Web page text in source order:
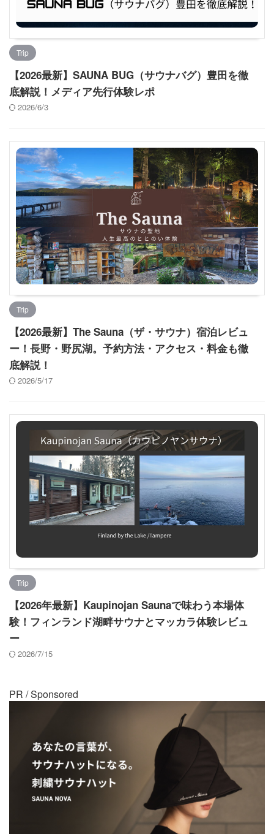
Trip
【2026最新】SAUNA BUG（サウナバグ）豊田を徹
底解説！メディア先行体験レポ
2026/6/3
Trip
【2026最新】The Sauna（ザ・サウナ）宿泊レビュ
ー！長野・野尻湖。予約方法・アクセス・料金も徹
底解説！
2026/5/17
Trip
【2026年最新】Kaupinojan Saunaで味わう本場体
験！フィンランド湖畔サウナとマッカラ体験レビュ
ー
2026/7/15
PR / Sponsored